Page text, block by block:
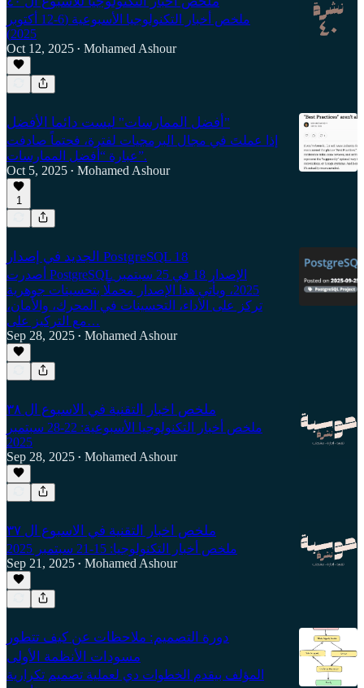
ملخص أخبار التكنولوجيا الأسبوعية (6-12 أكتوبر
2025)
Oct 12, 2025 • Mohamed Ashour
أفضل الممارسات" ليست دائما الأفضل"
إذا عملتَ في مجال البرمجيات لفترة، فحتماً صادفت
عبارة “أفضل الممارسات”.
Oct 5, 2025 • Mohamed Ashour
1
الجديد في إصدار PostgreSQL 18
أصدرت PostgreSQL الإصدار 18 في 25 سبتمبر
2025، ويأتي هذا الإصدار محملًا بتحسينات جوهرية
تركز على الأداء، التحسينات في المحرك، والأمان،
مع التركيز على…
Sep 28, 2025 • Mohamed Ashour
ملخص اخبار التقنية في الاسبوع ال ٣٨
ملخص أخبار التكنولوجيا الأسبوعية: 22-28 سبتمبر
2025
Sep 28, 2025 • Mohamed Ashour
ملخص اخبار التقنية في الاسبوع ال ٣٧
ملخص أخبار التكنولوجيا: 15-21 سبتمبر 2025
Sep 21, 2025 • Mohamed Ashour
دورة التصميم: ملاحظات عن كيف تتطور
مسودات الأنظمة الأولى
المؤلف بيقدم الخطوات دي لعملية تصميم تكرارية